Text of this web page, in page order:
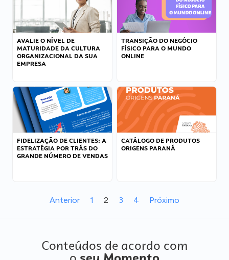
AVALIE O NÍVEL DE
MATURIDADE DA CULTURA
ORGANIZACIONAL DA SUA
EMPRESA
TRANSIÇÃO DO NEGÓCIO
FÍSICO PARA O MUNDO
ONLINE
FIDELIZAÇÃO DE CLIENTES: A
ESTRATÉGIA POR TRÁS DO
GRANDE NÚMERO DE VENDAS
CATÁLOGO DE PRODUTOS
ORIGENS PARANÁ
Anterior 1 2 3 4 Próximo
Conteúdos de acordo com